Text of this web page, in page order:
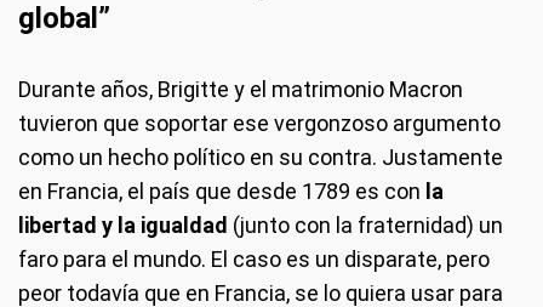
global”
Durante años, Brigitte y el matrimonio Macron
tuvieron que soportar ese vergonzoso argumento
como un hecho político en su contra. Justamente
en Francia, el país que desde 1789 es con la
libertad y la igualdad (junto con la fraternidad) un
faro para el mundo. El caso es un disparate, pero
peor todavía que en Francia, se lo quiera usar para